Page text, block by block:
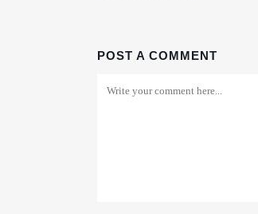
POST A COMMENT